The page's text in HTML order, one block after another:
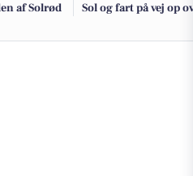
af Solrød
Sol og fart på vej op